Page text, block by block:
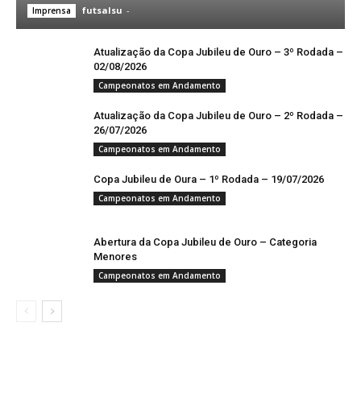
Imprensa futsalsu -
Atualização da Copa Jubileu de Ouro – 3º Rodada –
02/08/2026
Campeonatos em Andamento
Atualização da Copa Jubileu de Ouro – 2º Rodada –
26/07/2026
Campeonatos em Andamento
Copa Jubileu de Oura – 1º Rodada – 19/07/2026
Campeonatos em Andamento
Abertura da Copa Jubileu de Ouro – Categoria
Menores
Campeonatos em Andamento